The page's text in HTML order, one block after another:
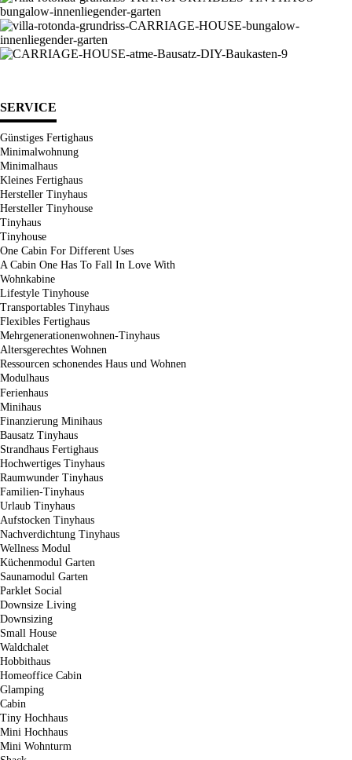
SERVICE
Günstiges Fertighaus
Minimalwohnung
Minimalhaus
Kleines Fertighaus
Hersteller Tinyhaus
Hersteller Tinyhouse
Tinyhaus
Tinyhouse
One Cabin For Different Uses
A Cabin One Has To Fall In Love With
Wohnkabine
Lifestyle Tinyhouse
Transportables Tinyhaus
Flexibles Fertighaus
Mehrgenerationenwohnen-Tinyhaus
Altersgerechtes Wohnen
Ressourcen schonendes Haus und Wohnen
Modulhaus
Ferienhaus
Minihaus
Finanzierung Minihaus
Bausatz Tinyhaus
Strandhaus Fertighaus
Hochwertiges Tinyhaus
Raumwunder Tinyhaus
Familien-Tinyhaus
Urlaub Tinyhaus
Aufstocken Tinyhaus
Nachverdichtung Tinyhaus
Wellness Modul
Küchenmodul Garten
Saunamodul Garten
Parklet Social
Downsize Living
Downsizing
Small House
Waldchalet
Hobbithaus
Homeoffice Cabin
Glamping
Cabin
Tiny Hochhaus
Mini Hochhaus
Mini Wohnturm